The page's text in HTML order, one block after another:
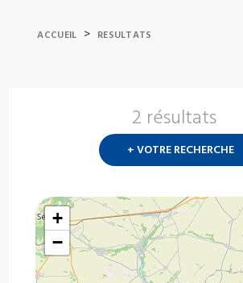
ACCUEIL > RESULTATS
2 résultats
+ VOTRE RECHERCHE
+
−